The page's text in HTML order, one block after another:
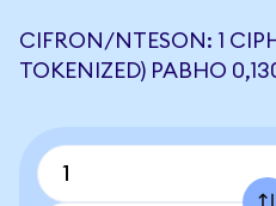
CIFRON/NTESON: 1
TOKENIZED) РАВНО